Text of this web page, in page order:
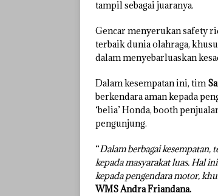
tampil sebagai juaranya.
Gencar menyerukan safety
terbaik dunia olahraga,
dalam menyebarluaskan
Dalam kesempatan ini, tim
berkendara aman kepada
‘belia’ Honda, booth
pengunjung.
“Dalam berbagai kesempatan,
kepada masyarakat luas. Hal
kepada pengendara motor,
WMS Andra Friandana.